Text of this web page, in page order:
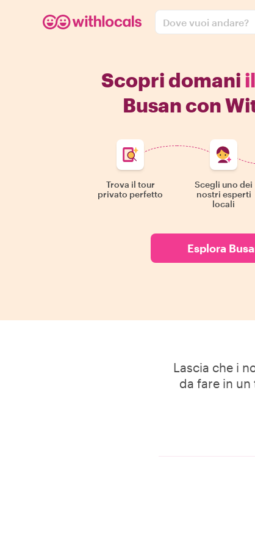
Dove vuoi andare?
Scopri domani
Busan con
Trova il tour
privato perfetto
Scegli uno dei
nostri esperti
locali
Esplora
Lascia che i
da fare in un